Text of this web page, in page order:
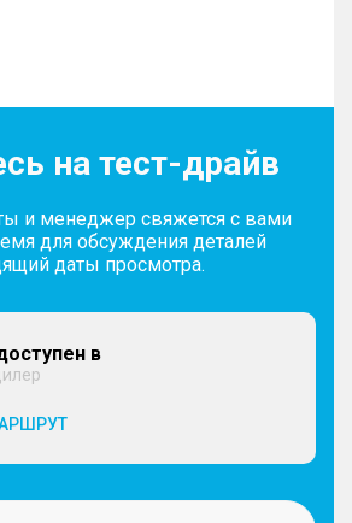
на тест-драйв
и менеджер свяжется с вами
для обсуждения деталей
даты просмотра.
в